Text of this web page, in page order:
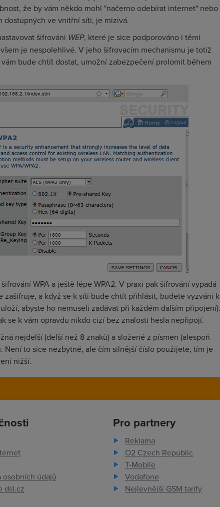
že by vám někdo mohl "načerno odebírat internet" nebo
dostupných ve vnitřní síti, je mizivá.
šifrováni WEP, které je sice podporováno i těmi
je nespolehlivé. V jeho šifrovacím mechanismu je totiž
bude chtít dostat, umožní zabezpečení prolomit během
WPA a ještě lépe WPA2. V praxi pak šifrování vypadá
zašifruje, a když se k síti bude chtít přihlásit, budete vyzváni k
abyste ho nemuseli zadávat při každém dalším připojení).
se k vám opravdu nikdo cizí bez znalosti hesla nepřipojí.
nejdelší (delší než 8 znaků) a složené z písmen (alespoň
Není to sice nezbytné, ale čím silnější číslo použijete, tím je
nižší.
osobních údajů
dsl.cz
Pro partnery
Reklama
O2 Czech Republic
T-Mobile
Vodafone
Nejlevnější GSM tarify